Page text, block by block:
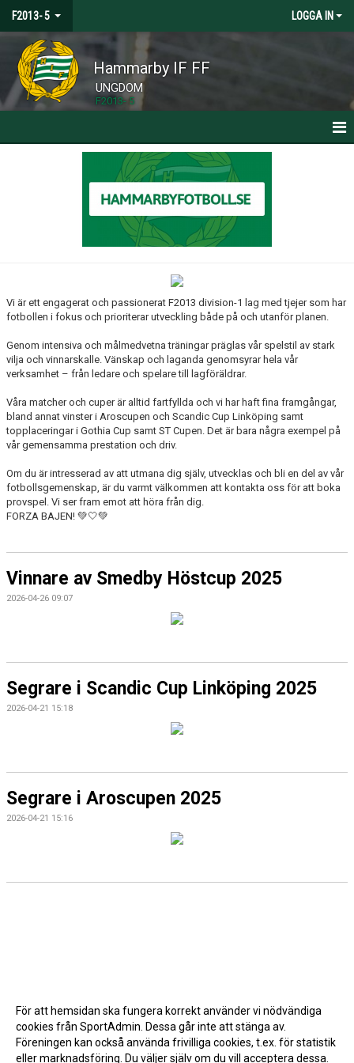
F2013- 5 LOGGA IN
Hammarby IF FF
UNGDOM
F2013- 5
DOKUMENT
KONTAKT
Vi är ett engagerat och passionerat F2013 division-1 lag med tjejer som har
fotbollen i fokus och prioriterar utveckling både på och utanför planen.
Genom intensiva och målmedvetna träningar präglas vår spelstil av stark
vilja och vinnarskalle. Vänskap och laganda genomsyrar hela vår
verksamhet – från ledare och spelare till lagföräldrar.
Våra matcher och cuper är alltid fartfyllda och vi har haft fina framgångar,
bland annat vinster i Aroscupen och Scandic Cup Linköping samt
topplaceringar i Gothia Cup samt ST Cupen. Det är bara några exempel på
vår gemensamma prestation och driv.
Om du är intresserad av att utmana dig själv, utvecklas och bli en del av vår
fotbollsgemenskap, är du varmt välkommen att kontakta oss för att boka
provspel. Vi ser fram emot att höra från dig.
FORZA BAJEN! 💚🤍💚
Vinnare av Smedby Höstcup 2025
2026-04-26 09:07
Segrare i Scandic Cup Linköping 2025
2026-04-21 15:18
Segrare i Aroscupen 2025
2026-04-21 15:16
För att hemsidan ska fungera korrekt använder vi nödvändiga
cookies från SportAdmin. Dessa går inte att stänga av.
Föreningen kan också använda frivilliga cookies, t.ex. för statistik
eller marknadsföring. Du väljer själv om du vill acceptera dessa.